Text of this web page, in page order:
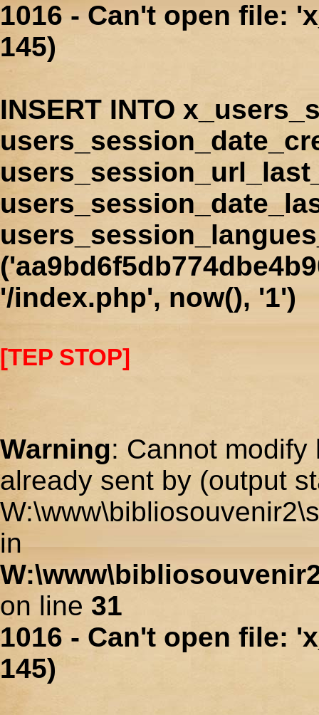
1016 - Can't open file:
145)
INSERT INTO
'/index.php', now(), '1')
[TEP STOP]
Warning: Cannot
already sent by (output
in
on line 31
1016 - Can't open file:
145)